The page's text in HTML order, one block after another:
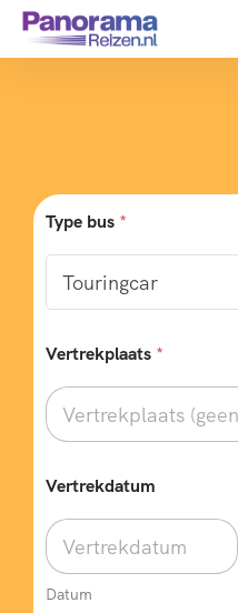
Type bus *
Vertrekplaats *
n
e
l
e
r
Vertrekdatum
Datum